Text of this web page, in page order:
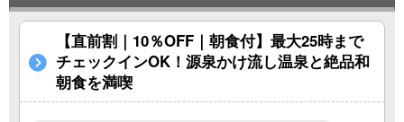
【直前割｜10％OFF｜朝食付】最大25時まで
チェックインOK！源泉かけ流し温泉と絶品和
朝食を満喫